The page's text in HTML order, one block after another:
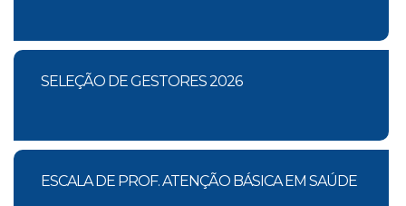
SELEÇÃO DE GESTORES 2026
ESCALA DE PROF. ATENÇÃO BÁSICA EM SAÚDE